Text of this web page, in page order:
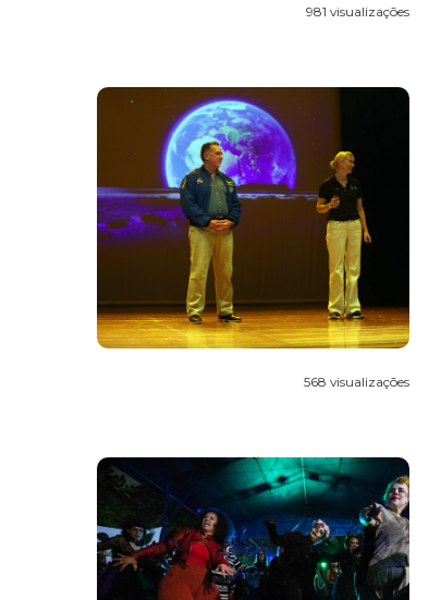
981 visualizações
568 visualizações